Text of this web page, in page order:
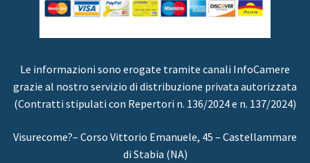
Le informazioni sono erogate tramite canali InfoCamere
grazie al nostro servizio di distribuzione privata autorizzata
(Contratti stipulati con Repertori n. 136/2024 e n. 137/2024)
Visurecome?– Corso Vittorio Emanuele, 45 – Castellammare
di Stabia (NA)